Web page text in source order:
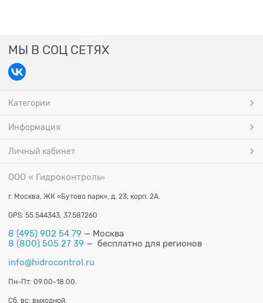
МЫ В СОЦ СЕТЯХ
Категории
Информация
Личный кабинет
ООО « Гидроконтроль»
г. Москва, ЖК «Бутово парк», д. 23, корп. 2А.
GPS: 55.544343, 37.587260
8 (495) 902 54 79 — Москва
8 (800) 505 27 39 — бесплатно для регионов
info@hidrocontrol.ru
Пн-Пт: 09.00-18.00.
Сб, вс: выходной.